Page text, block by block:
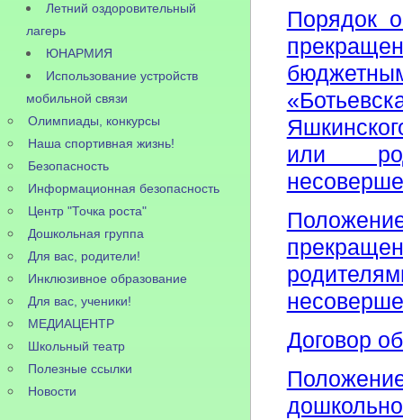
Летний оздоровительный
лагерь
ЮНАРМИЯ
Использование устройств
мобильной связи
Олимпиады, конкурсы
Наша спортивная жизнь!
Безопасность
Информационная безопасность
Центр "Точка роста"
Дошкольная группа
Для вас, родители!
Инклюзивное образование
Для вас, ученики!
МЕДИАЦЕНТР
Школьный театр
Полезные ссылки
Новости
Порядок
или
Договор